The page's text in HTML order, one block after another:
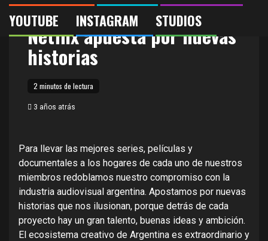
YOUTUBE
INSTAGRAM STUDIOS
Hecho en Argentina:
Netflix apuesta por nuevas
historias
2 minutos de lectura
3 años atrás
Para llevar las mejores series, películas y
documentales a los hogares de cada uno de nuestros
miembros redoblamos nuestro compromiso con la
industria audiovisual argentina. Apostamos por nuevas
historias que nos ilusionan, porque detrás de cada
proyecto hay un gran talento, buenas ideas y ambición.
El ecosistema creativo de Argentina es extraordinario y